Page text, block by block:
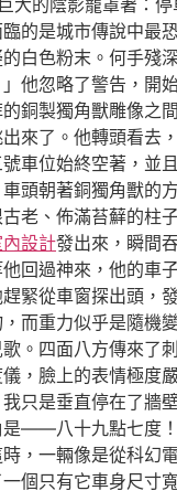
大的陰影籠罩著：
的是城市傳說中最
白色粉末。何手殘
他忽略了警告，開
銅製獨角獸雕像之
來了。他轉頭看去
車位始終空著，並
頭朝著銅獨角獸的
老、佈滿苔蘚的柱
設計發出來，瞬間
回過神來，他的車
緊從車窗探出頭，
而重力似乎是隨機
。四面八方傳來了
，臉上的表情極度
只是垂直停在了牆
是——八十九點七度
，一輛像是從科幻
個只有它車身尺寸